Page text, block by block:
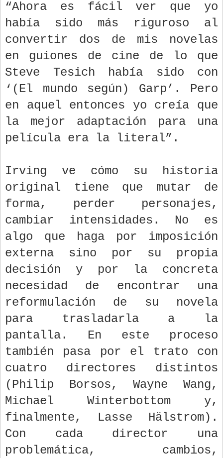
“Ahora es fácil ver que yo
había sido más riguroso al
convertir dos de mis novelas
en guiones de cine de lo que
Steve Tesich había sido con
‘(El mundo según) Garp’. Pero
en aquel entonces yo creía que
la mejor adaptación para una
película era la literal”.
Irving ve cómo su historia
original tiene que mutar de
forma, perder personajes,
cambiar intensidades. No es
algo que haga por imposición
externa sino por su propia
decisión y por la concreta
necesidad de encontrar una
reformulación de su novela
para trasladarla a la
pantalla. En este proceso
también pasa por el trato con
cuatro directores distintos
(Philip Borsos, Wayne Wang,
Michael Winterbottom y,
finalmente, Lasse Hälstrom).
Con cada director una
problemática, cambios,